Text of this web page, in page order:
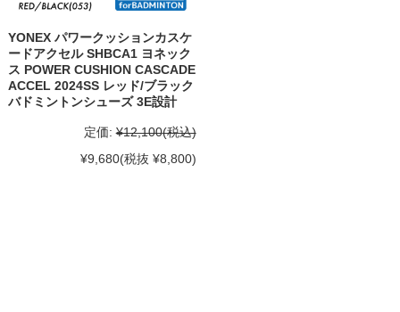
YONEX パワークッションカスケ
ードアクセル SHBCA1 ヨネック
ス POWER CUSHION CASCADE
ACCEL 2024SS レッド/ブラック
バドミントンシューズ 3E設計
定価: ¥12,100(税込)
¥9,680(税抜 ¥8,800)